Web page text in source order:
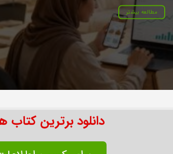
مطالعه بیشتر
دانلود برترین